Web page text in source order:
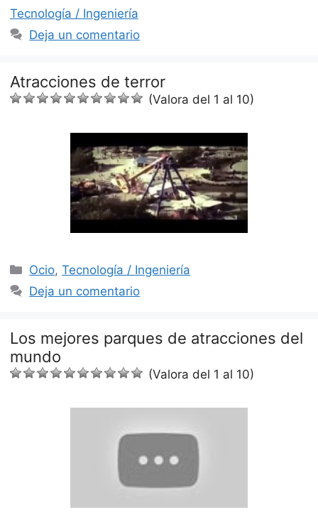
Tecnología / Ingeniería
Deja un comentario
Atracciones de terror
(Valora del 1 al 10)
Categorías
Ocio,Tecnología / Ingeniería
Deja un comentario
Los mejores parques de atracciones del
mundo
(Valora del 1 al 10)